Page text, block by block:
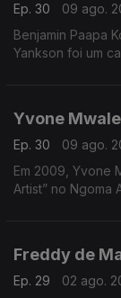
Ep. 30
09 ago.
Benjamin Paapa
Yankson foi um
Yvone Mwale
Ep. 30
09 ago.
Em 2009, Yvone
Artist” no Ngoma
Freddy de
Ep. 29
02 ago.